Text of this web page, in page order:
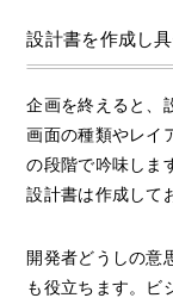
設計書を作成し
企画を終えると、
画面の種類やレイ
の段階で吟味しま
設計書は作成して
開発者どうしの意
も役立ちます。ビ